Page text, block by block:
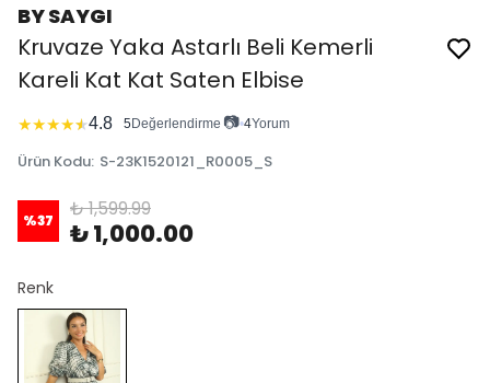
BY SAYGI
Kruvaze Yaka Astarlı Beli Kemerli
Kareli Kat Kat Saten Elbise
★★★★★4.8 5Değerlendirme 📷•4Yorum
Ürün Kodu: S-23K1520121_R0005_S
%37 ₺ 1,599.99
₺ 1,000.00
Renk